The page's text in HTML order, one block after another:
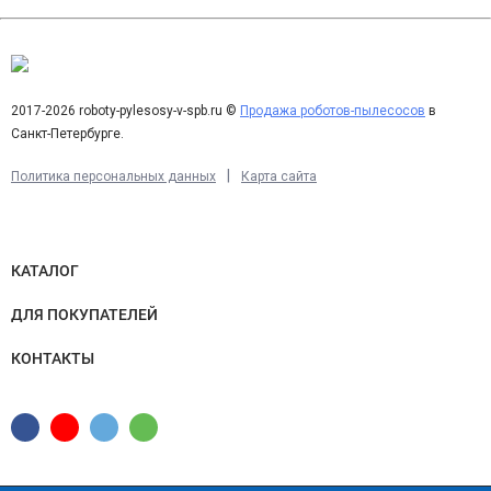
A: Dreame D10S Plus может использоваться на любом типе
распознавания пола позволяет роботу-пылесосу выбирать
оптимальную насадку для уборки.
специального приложения на смартфоне. Вы можете настроить
режим уборки, следить за состоянием батареи и
A: Dreame D10S Plus имеет встроенный аккумулятор емкостью
2017-2026 roboty-pylesosy-v-spb.ru © Продажа роботов-пылесосов в
Санкт-Петербурге.
Политика персональных данных Карта сайта
КАТАЛОГ
ДЛЯ ПОКУПАТЕЛЕЙ
КОНТАКТЫ